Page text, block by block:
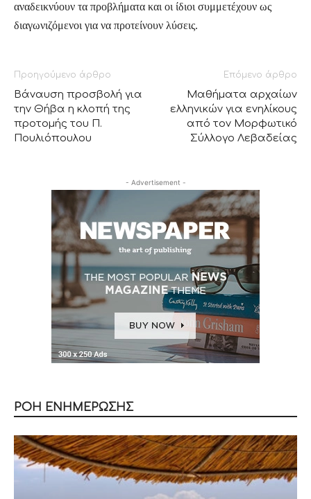
αναδεικνύουν τα προβλήματα και οι ίδιοι συμμετέχουν ως
διαγωνιζόμενοι για να προτείνουν λύσεις.
Προηγούμενο άρθρο
Βάναυση προσβολή για
την Θήβα η κλοπή της
προτομής του Π.
Πουλιόπουλου
Επόμενο άρθρο
Μαθήματα αρχαίων
ελληνικών για ενηλίκους
από τον Μορφωτικό
Σύλλογο Λεβαδείας
- Advertisement -
ΡΟΗ ΕΝΗΜΕΡΩΣΗΣ